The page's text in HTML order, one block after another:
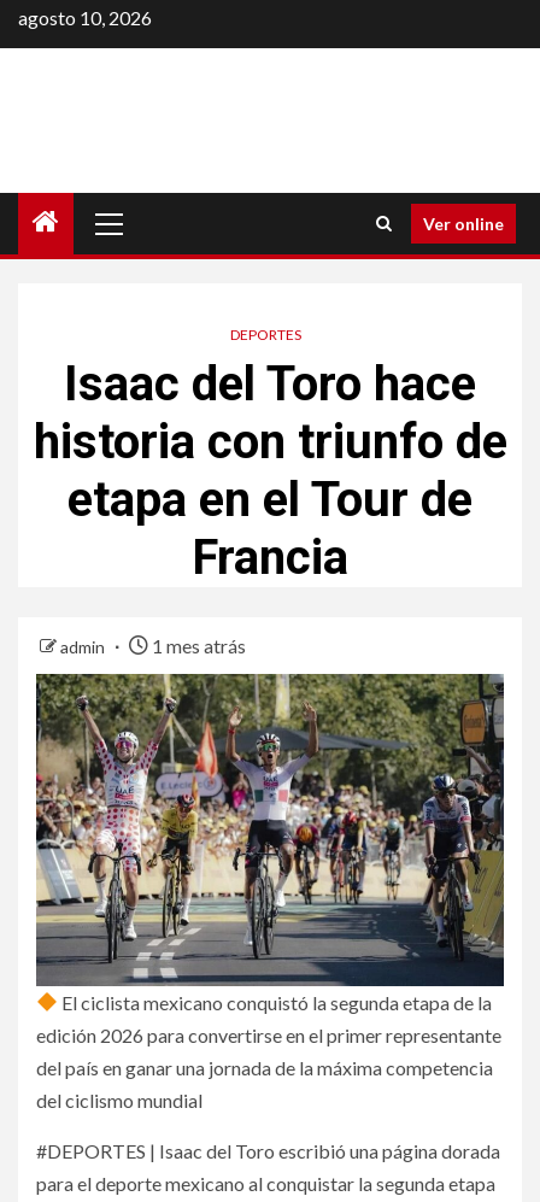
Saltar
al
agosto 10, 2026
principal
Ver online
DEPORTES
Isaac del Toro hace
historia con triunfo de
etapa en el Tour de
Francia
admin 1 mes atrás
El ciclista mexicano conquistó la segunda etapa de la
edición 2026 para convertirse en el primer representante
del país en ganar una jornada de la máxima competencia
del ciclismo mundial
#DEPORTES | Isaac del Toro escribió una página dorada
para el deporte mexicano al conquistar la segunda etapa